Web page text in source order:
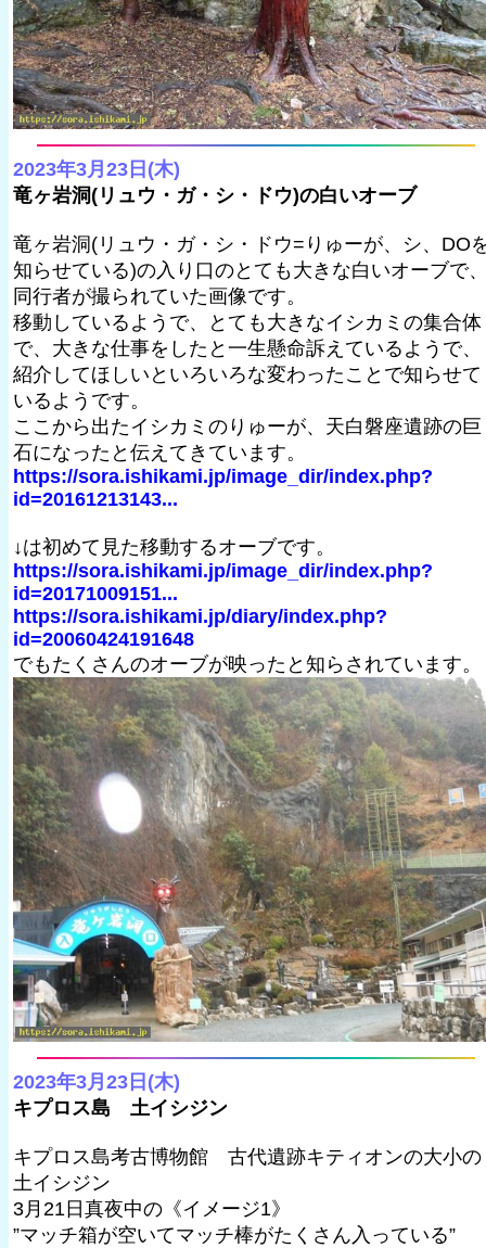
2023年3月23日(木)
竜ヶ岩洞(リュウ・ガ・シ・ドウ)の白いオーブ
竜ヶ岩洞(リュウ・ガ・シ・ドウ=りゅーが、シ、DO
知らせている)の入り口のとても大きな白いオーブで
同行者が撮られていた画像です。
移動しているようで、とても大きなイシカミの集合体
で、大きな仕事をしたと一生懸命訴えているようで、
紹介してほしいといろいろな変わったことで知らせて
いるようです。
ここから出たイシカミのりゅーが、天白磐座遺跡の巨
石になったと伝えてきています。
https://sora.ishikami.jp/image_dir/index.php?
id=20161213143...
↓は初めて見た移動するオーブです。
https://sora.ishikami.jp/image_dir/index.php?
id=20171009151...
https://sora.ishikami.jp/diary/index.php?
id=20060424191648
でもたくさんのオーブが映ったと知らされています。
2023年3月23日(木)
キプロス島 土イシジン
キプロス島考古博物館 古代遺跡キティオンの大小の
土イシジン
3月21日真夜中の《イメージ1》
”マッチ箱が空いてマッチ棒がたくさん入っている”